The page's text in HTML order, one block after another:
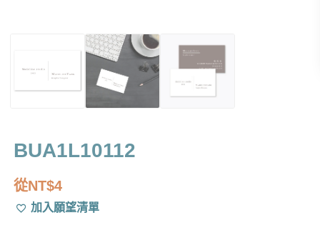
BUA1L10112
從NT$4
加入願望清單